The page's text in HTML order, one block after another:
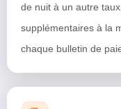
de nuit à un autre
supplémentaires à la
chaque bulletin de